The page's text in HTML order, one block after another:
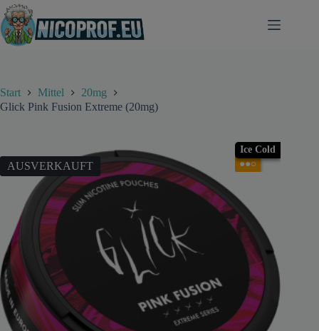
Zum
Inhalt
springen
Start Mittel
20mg
Glick Pink Fusion Extreme (20mg)
AUSVERKAUFT
Ice Cold
●●○